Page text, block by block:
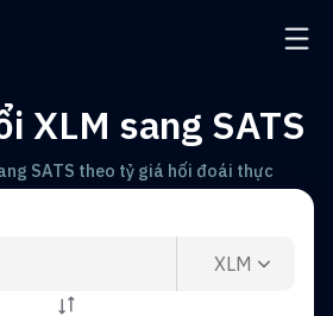
Mở
XLM sang SATS
SATS theo tỷ giá hối đoái thực
XLM